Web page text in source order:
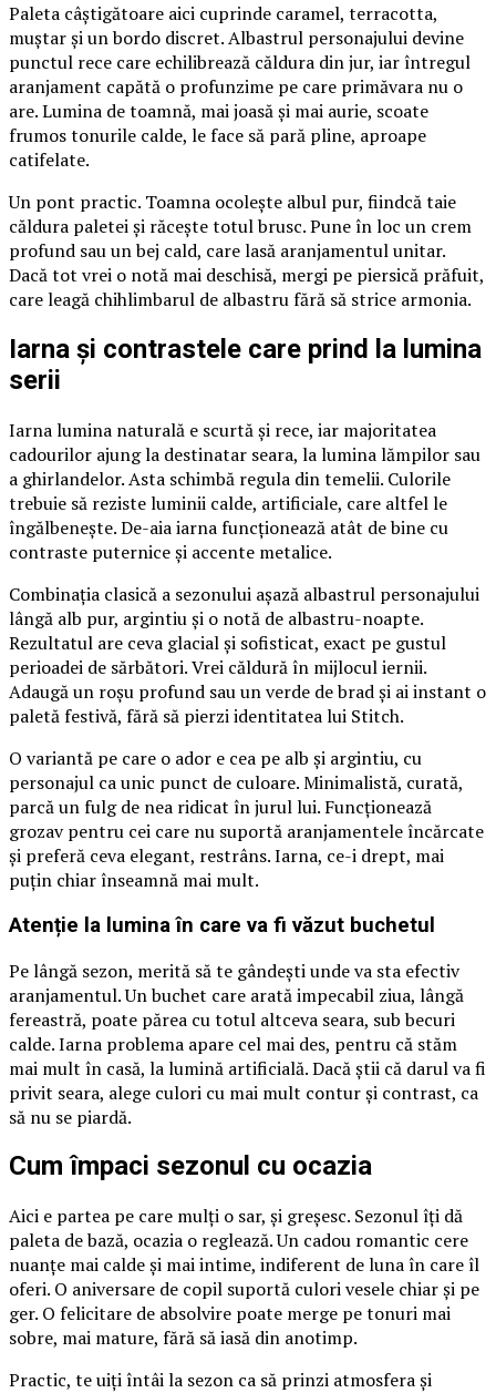
Paleta câștigătoare aici cuprinde caramel, terracotta,
muștar și un bordo discret. Albastrul personajului devine
punctul rece care echilibrează căldura din jur, iar întregul
aranjament capătă o profunzime pe care primăvara nu o
are. Lumina de toamnă, mai joasă și mai aurie, scoate
frumos tonurile calde, le face să pară pline, aproape
catifelate.
Un pont practic. Toamna ocolește albul pur, fiindcă taie
căldura paletei și răcește totul brusc. Pune în loc un crem
profund sau un bej cald, care lasă aranjamentul unitar.
Dacă tot vrei o notă mai deschisă, mergi pe piersică prăfuit,
care leagă chihlimbarul de albastru fără să strice armonia.
Iarna și contrastele care prind la lumina
serii
Iarna lumina naturală e scurtă și rece, iar majoritatea
cadourilor ajung la destinatar seara, la lumina lămpilor sau
a ghirlandelor. Asta schimbă regula din temelii. Culorile
trebuie să reziste luminii calde, artificiale, care altfel le
îngălbenește. De-aia iarna funcționează atât de bine cu
contraste puternice și accente metalice.
Combinația clasică a sezonului așază albastrul personajului
lângă alb pur, argintiu și o notă de albastru-noapte.
Rezultatul are ceva glacial și sofisticat, exact pe gustul
perioadei de sărbători. Vrei căldură în mijlocul iernii.
Adaugă un roșu profund sau un verde de brad și ai instant o
paletă festivă, fără să pierzi identitatea lui Stitch.
O variantă pe care o ador e cea pe alb și argintiu, cu
personajul ca unic punct de culoare. Minimalistă, curată,
parcă un fulg de nea ridicat în jurul lui. Funcționează
grozav pentru cei care nu suportă aranjamentele încărcate
și preferă ceva elegant, restrâns. Iarna, ce-i drept, mai
puțin chiar înseamnă mai mult.
Atenție la lumina în care va fi văzut buchetul
Pe lângă sezon, merită să te gândești unde va sta efectiv
aranjamentul. Un buchet care arată impecabil ziua, lângă
fereastră, poate părea cu totul altceva seara, sub becuri
calde. Iarna problema apare cel mai des, pentru că stăm
mai mult în casă, la lumină artificială. Dacă știi că darul va fi
privit seara, alege culori cu mai mult contur și contrast, ca
să nu se piardă.
Cum împaci sezonul cu ocazia
Aici e partea pe care mulți o sar, și greșesc. Sezonul îți dă
paleta de bază, ocazia o reglează. Un cadou romantic cere
nuanțe mai calde și mai intime, indiferent de luna în care îl
oferi. O aniversare de copil suportă culori vesele chiar și pe
ger. O felicitare de absolvire poate merge pe tonuri mai
sobre, mai mature, fără să iasă din anotimp.
Practic, te uiți întâi la sezon ca să prinzi atmosfera și